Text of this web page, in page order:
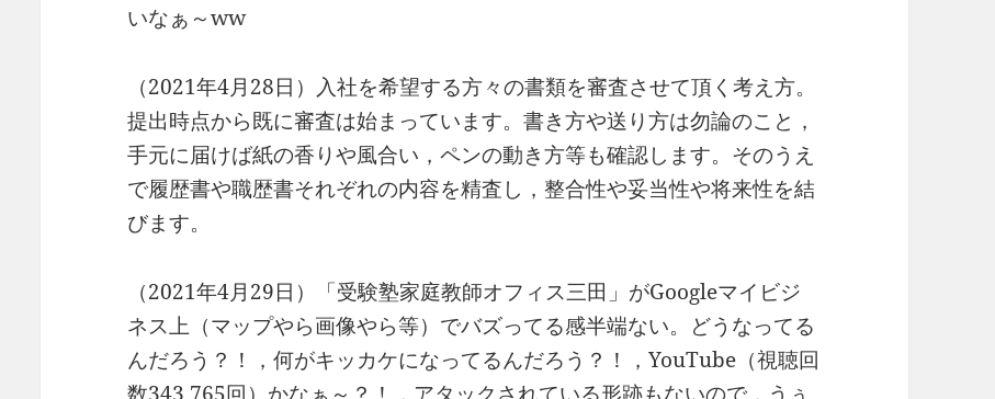
いなぁ～ww
（2021年4月28日）入社を希望する方々の書類を審査させて頂く考え方。
提出時点から既に審査は始まっています。書き方や送り方は勿論のこと，
手元に届けば紙の香りや風合い，ペンの動き方等も確認します。そのうえ
で履歴書や職歴書それぞれの内容を精査し，整合性や妥当性や将来性を結
びます。
（2021年4月29日）「受験塾家庭教師オフィス三田」がGoogleマイビジ
ネス上（マップやら画像やら等）でバズってる感半端ない。どうなってる
んだろう？！，何がキッカケになってるんだろう？！，YouTube（視聴回